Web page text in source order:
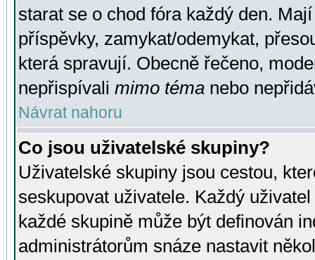
starat se o chod fóra každý den.
příspěvky, zamykat/odemykat,
která spravují. Obecně řečeno,
nepřispívali mimo téma nebo
Návrat nahoru
Co jsou uživatelské skupiny?
Uživatelské skupiny jsou cestou,
seskupovat uživatele. Každý
každé skupině může být definován
administrátorům snáze nastavit